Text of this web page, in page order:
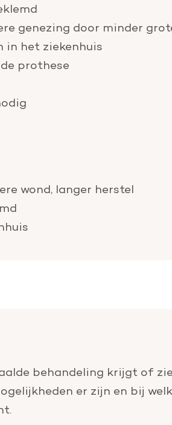
genezing door minder
in het ziekenhuis
prothese
wond, langer herstel
behandeling krijgt of
er zijn en bij